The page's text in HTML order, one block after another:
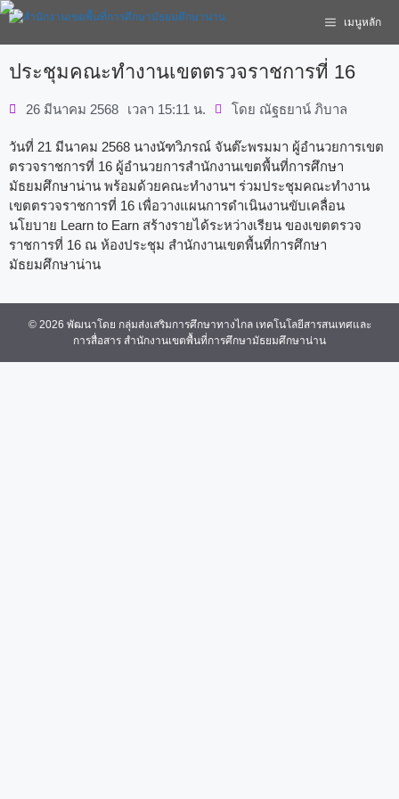
เมนูหลัก
ประชุมคณะทำงานเขตตรวจราชการที่ 16
26 มีนาคม 2568 เวลา 15:11 น. โดย ณัฐธยาน์ ภิบาล
วันที่ 21 มีนาคม 2568 นางนัฑวิภรณ์ จันต๊ะพรมมา ผู้อำนวยการเขต
ตรวจราชการที่ 16 ผู้อำนวยการสำนักงานเขตพื้นที่การศึกษา
มัธยมศึกษาน่าน พร้อมด้วยคณะทำงานฯ ร่วมประชุมคณะทำงาน
เขตตรวจราชการที่ 16 เพื่อวางแผนการดำเนินงานขับเคลื่อน
นโยบาย Learn to Earn สร้างรายได้ระหว่างเรียน ของเขตตรวจ
ราชการที่ 16 ณ ห้องประชุม สำนักงานเขตพื้นที่การศึกษา
มัธยมศึกษาน่าน
© 2026 พัฒนาโดย กลุ่มส่งเสริมการศึกษาทางไกล เทคโนโลยีสารสนเทศและ
การสื่อสาร สำนักงานเขตพื้นที่การศึกษามัธยมศึกษาน่าน